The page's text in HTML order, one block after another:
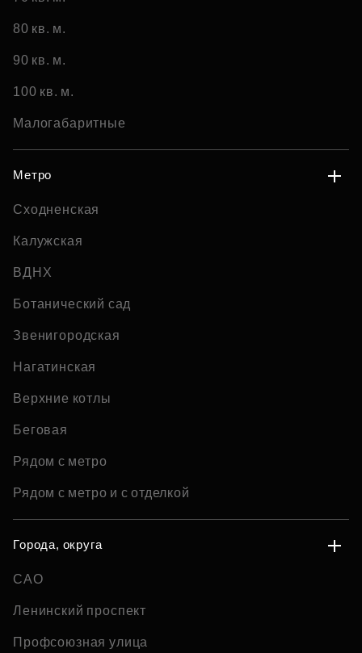
80 кв. м.
90 кв. м.
100 кв. м.
Малогабаритные
Метро
Сходненская
Калужская
ВДНХ
Ботанический сад
Звенигородская
Нагатинская
Верхние котлы
Беговая
Рядом с метро
Рядом с метро и с отделкой
Города, округа
САО
Ленинский проспект
Профсоюзная улица